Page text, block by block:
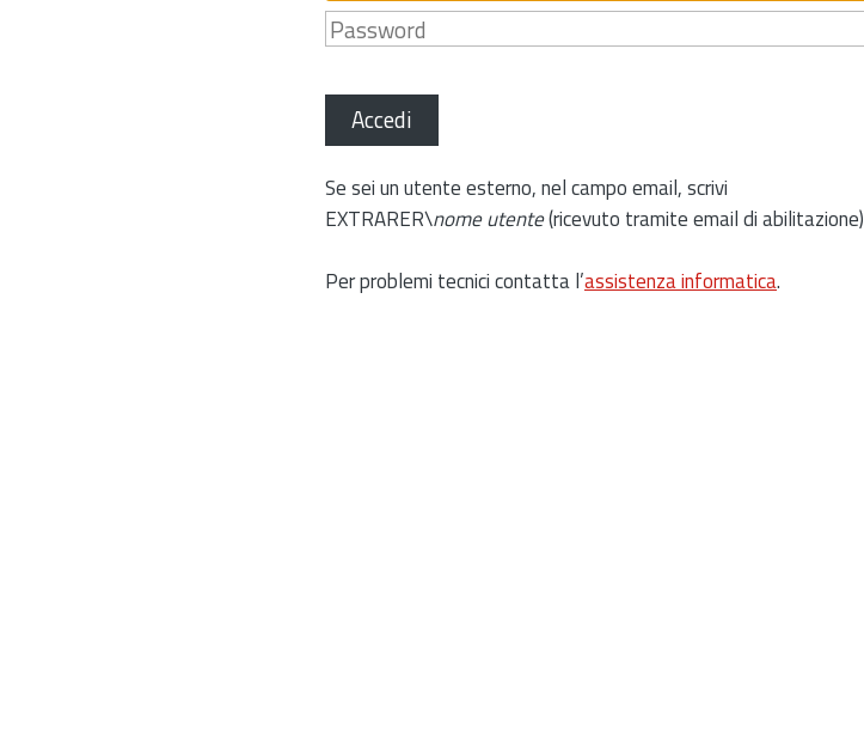
Accedi
Se sei un utente esterno, nel campo email, scrivi
EXTRARER\nome utente(ricevuto tramite email di abilitazione)
Per problemi tecnici contatta l’assistenza informatica.